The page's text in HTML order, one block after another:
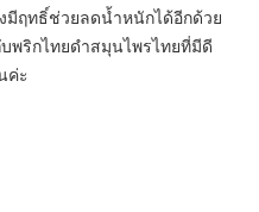
มีฤทธิ์ช่วยลดน้ำหนักได้อีกด้วย
พริกไทยดำสมุนไพรไทยที่มีดี
ค่ะ